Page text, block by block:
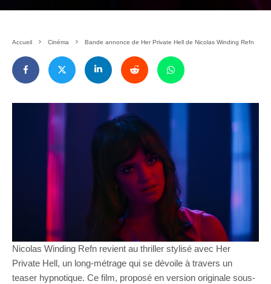
Accueil Cinéma Bande annonce de Her Private Hell de Nicolas Winding Refn
Nicolas Winding Refn revient au thriller stylisé avec Her
Private Hell, un long-métrage qui se dévoile à travers un
teaser hypnotique. Ce film, proposé en version originale sous-